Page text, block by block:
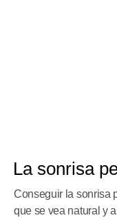
La sonrisa
Conseguir la sonrisa
que se vea natural y